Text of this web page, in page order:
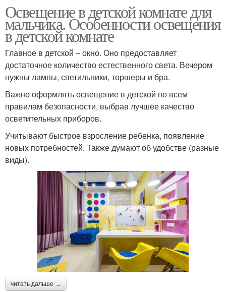
Освещение в детской комнате для
мальчика. Особенности освещения
в детской комнате
Главное в детской – окно. Оно предоставляет
достаточное количество естественного света. Вечером
нужны лампы, светильники, торшеры и бра.
Важно оформлять освещение в детской по всем
правилам безопасности, выбрав лучшее качество
осветительных приборов.
Учитывают быстрое взросление ребенка, появление
новых потребностей. Также думают об удобстве (разные
виды).
читать дальше →